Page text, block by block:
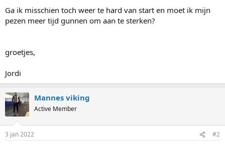
Ga ik misschien toch weer te hard van start en moet ik mijn
pezen meer tijd gunnen om aan te sterken?
groetjes,
Jordi
Mannes viking
Active Member
3 jan 2022 #2